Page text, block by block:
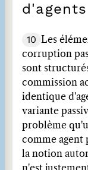
10
Les
corruption
sont
commission
identique
variante
problème
comme agent
la notion